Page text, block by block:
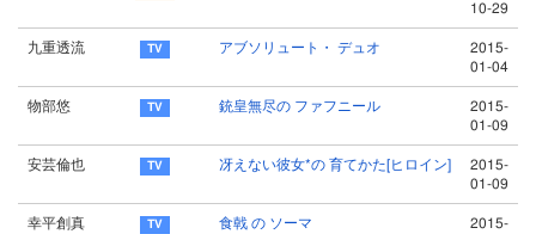
10-29
九重透流 アブソリュート・ デュオ
2015-
01-04
物部悠 銃皇無尽の ファフニール
2015-
01-09
安芸倫也 冴えない彼女*の 育てかた[ヒロイン]
2015-
01-09
幸平創真 食戟 の ソーマ
2015-